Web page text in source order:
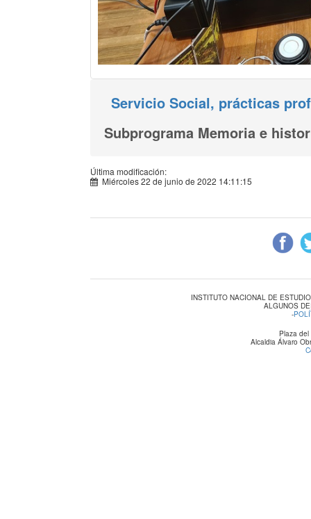
Servicio Social, prácticas
Subprograma Memoria e
Última modificación:
Miércoles 22 de junio de 2022 14:11:15
INSTITUTO NACIONAL DE
ALGUNOS
-
Plaza
Alcaldia Álvaro